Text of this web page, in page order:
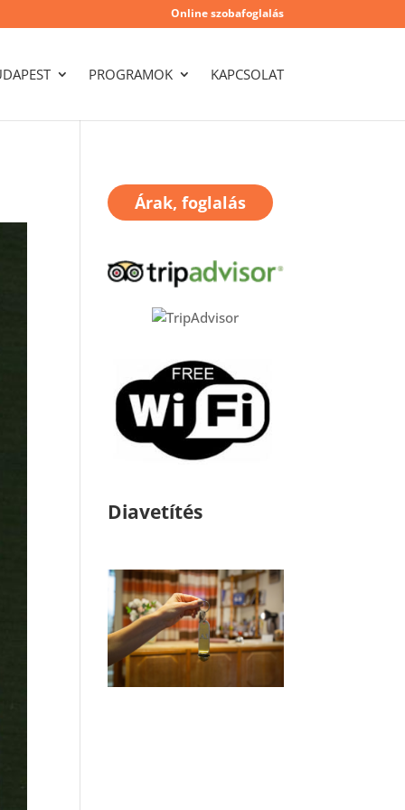
Online szobafoglalás
PROGRAMOK KAPCSOLAT
Árak, foglalás
Diavetítés